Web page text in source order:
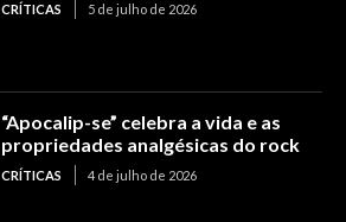
CRÍTICAS 5 de julho de 2026
“Apocalip-se” celebra a vida e as
propriedades analgésicas do rock
CRÍTICAS 4 de julho de 2026